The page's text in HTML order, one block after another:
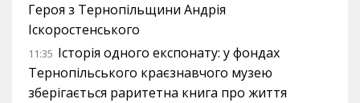
Героя з Тернопільщини Андрія
Іскоростенського
11:35 Історія одного експонату: у фондах
Тернопільського краєзнавчого музею
зберігається раритетна книга про життя